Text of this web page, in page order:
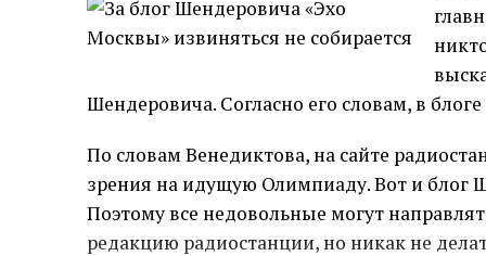
Шендеровича. Согласно его словам, в
По словам Венедиктова, на сайте
зрения на идущую Олимпиаду. Вот и блог
Поэтому все недовольные могут
редакцию радиостанции, но никак не